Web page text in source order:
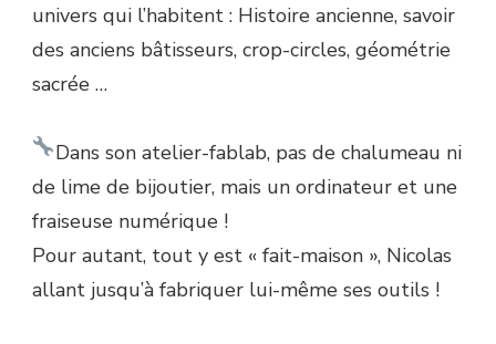
univers qui l’habitent : Histoire ancienne, savoir
des anciens bâtisseurs, crop-circles, géométrie
sacrée …
Dans son atelier-fablab, pas de chalumeau ni
de lime de bijoutier, mais un ordinateur et une
fraiseuse numérique !
Pour autant, tout y est « fait-maison », Nicolas
allant jusqu’à fabriquer lui-même ses outils !